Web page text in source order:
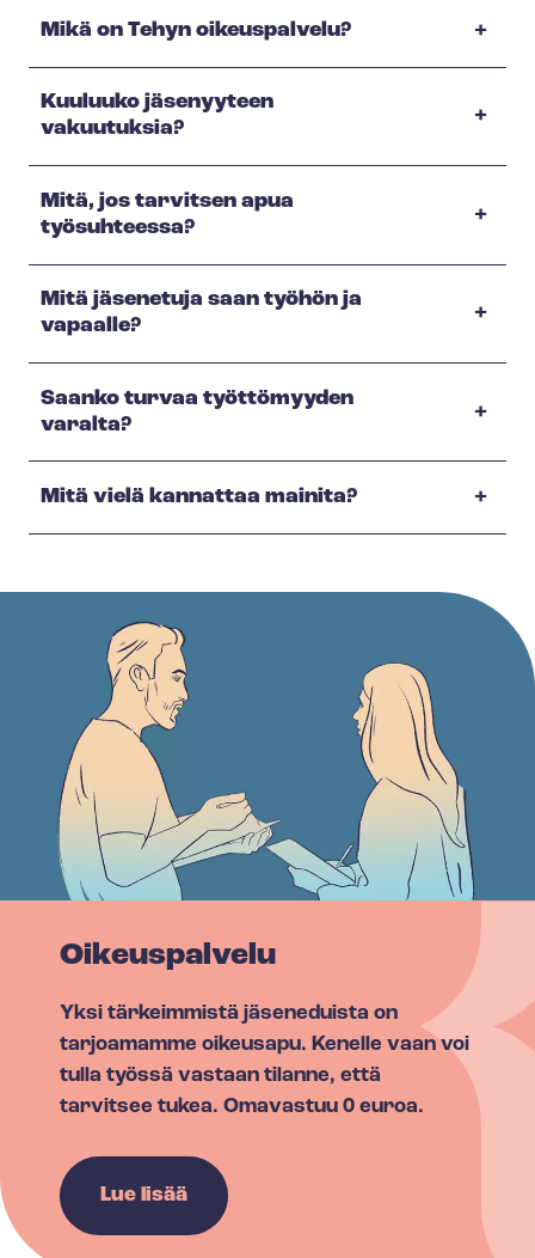
Mikä on Tehyn oikeuspalvelu?
Kuuluuko jäsenyyteen
vakuutuksia?
Mitä, jos tarvitsen apua
työsuhteessa?
Mitä jäsenetuja saan työhön ja
vapaalle?
Saanko turvaa työttömyyden
varalta?
Mitä vielä kannattaa mainita?
Oikeuspalvelu
Yksi tärkeimmistä jäseneduista on
tarjoamamme oikeusapu. Kenelle vaan voi
tulla työssä vastaan tilanne, että
tarvitsee tukea. Omavastuu 0 euroa.
Lue lisää